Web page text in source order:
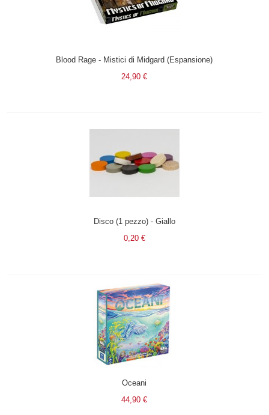
Blood Rage - Mistici di Midgard (Espansione)
24,90 €
Disco (1 pezzo) - Giallo
0,20 €
Oceani
44,90 €